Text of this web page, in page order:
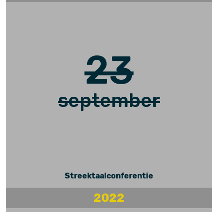
23
september
Streektaalconferentie
2022